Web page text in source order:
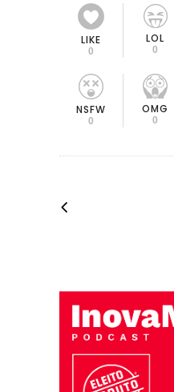
LIKE
0
LOL
0
NSFW
0
OMG
0